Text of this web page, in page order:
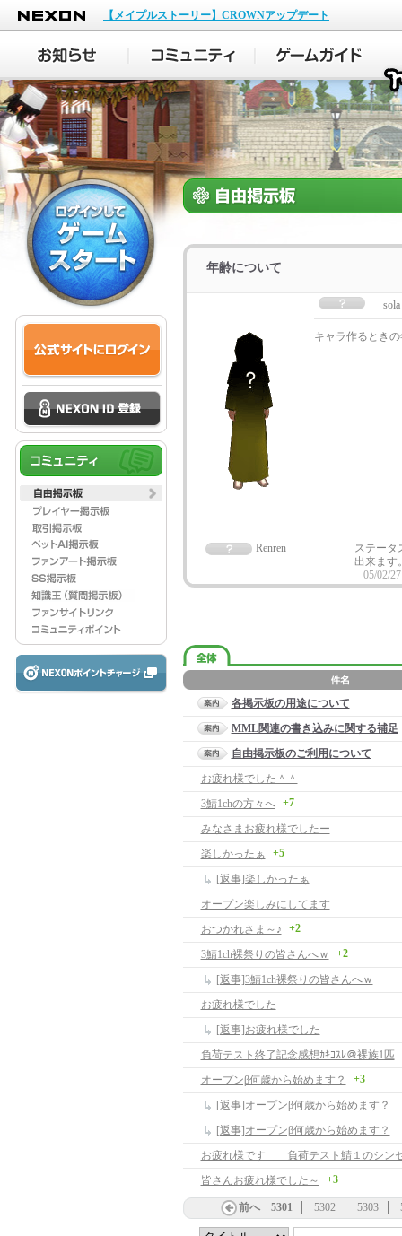
NEXON
【メイプルストーリー】CROWNアップデート
年齢について
sola
キャラ作るとき
Renren
ステータ
出来ます
05/02/
各掲示板の用途について
MML関連の書き込みに関する補足
自由掲示板のご利用について
お疲れ様でした＾＾
3鯖1chの方々へ
+7
みなさまお疲れ様でしたー
楽しかったぁ
+5
[返事]楽しかったぁ
オープン楽しみにしてます
おつかれさま～♪
+2
3鯖1ch裸祭りの皆さんへｗ +2
[返事]3鯖1ch裸祭りの皆さんへｗ
お疲れ様でした
[返事]お疲れ様でした
負荷テスト終了記念感想ｶｷｺｽﾚ＠裸族1匹
オープンβ何歳から始めます？ +3
[返事]オープンβ何歳から始めます？
[返事]オープンβ何歳から始めます？
お疲れ様です 負荷テスト鯖１のシン
皆さんお疲れ様でした～
+3
前へ 5301 5302 5303